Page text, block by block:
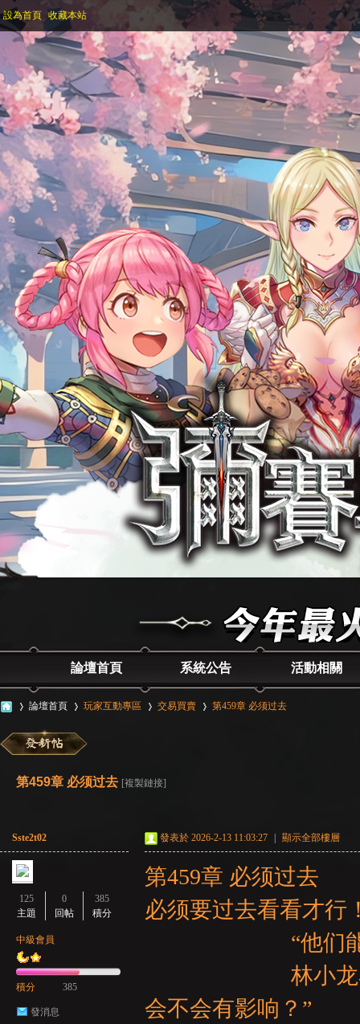
設為首頁 收藏本站
論壇首頁 系統公告 活動相關
»
論壇首頁 玩家互動專區 交易買賣 第459章 必须过去
第459章 必须过去 [複製鏈接]
Sste2t02
125
主題
0
回帖
385
積分
中級會員
積分 385
發消息
發表於 2026-2-13 11:03:27 顯示全部樓層
第459章 必须过去
必须要过去看看才行
“他们能够
林小龙看
会不会有影响？”